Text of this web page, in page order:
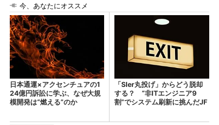
今、あなたにオススメ
日本通運×アクセンチュアの1
24億円訴訟に学ぶ、なぜ大規
模開発は“燃える”のか
「SIer丸投げ」からどう脱却
する？ “非ITエンジニア9
割”でシステム刷新に挑んだJF